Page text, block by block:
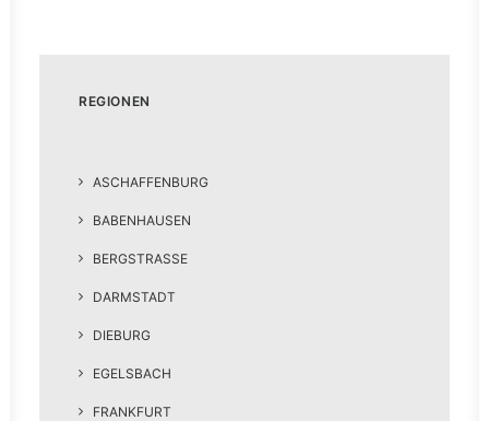
REGIONEN
ASCHAFFENBURG
BABENHAUSEN
BERGSTRASSE
DARMSTADT
DIEBURG
EGELSBACH
FRANKFURT